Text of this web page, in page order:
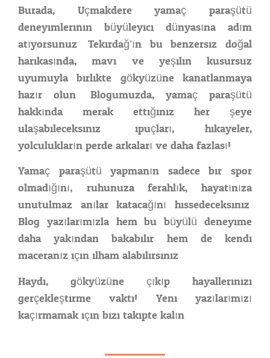
Burada, Uçmakdere yamaç paraşütü
deneyimlerinin büyüleyici dünyasına adım
atıyorsunuz. Tekirdağ’ın bu benzersiz doğal
harikasında, mavi ve yeşilin kusursuz
uyumuyla birlikte gökyüzüne kanatlanmaya
hazır olun. Blogumuzda, yamaç paraşütü
hakkında merak ettiğiniz her şeye
ulaşabileceksiniz: ipuçları, hikayeler,
yolculukların perde arkaları ve daha fazlası!
Yamaç paraşütü yapmanın sadece bir spor
olmadığını; ruhunuza ferahlık, hayatınıza
unutulmaz anılar katacağını hissedeceksiniz.
Blog yazılarımızla hem bu büyülü deneyime
daha yakından bakabilir hem de kendi
maceranız için ilham alabilirsiniz.
Haydi, gökyüzüne çıkıp hayallerinizi
gerçekleştirme vakti! Yeni yazılarımızı
kaçırmamak için bizi takipte kalın.